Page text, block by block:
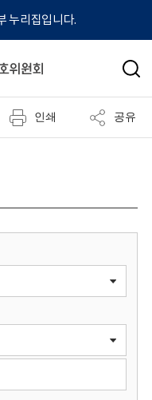
누리집입니다.
검
인쇄 공유